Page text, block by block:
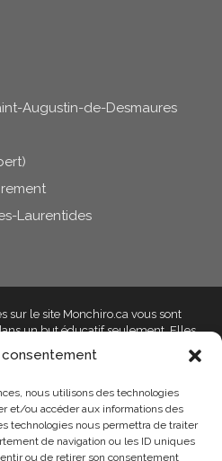
nous utilisons des technologies
et/ou accéder aux informations des
technologies nous permettra de traiter
de navigation ou les ID uniques
ou de retirer son consentement
Augustin-de-Desmaures
Laurentides
sur le site Monchiro.ca vous sont
un but éducatif seulement. Elles
le but d’établir un diagnostic et ne
l’avis d’un professionnel de la
vous inquiète, parlez-en à votre
un autre professionnel qualifié de
choix.